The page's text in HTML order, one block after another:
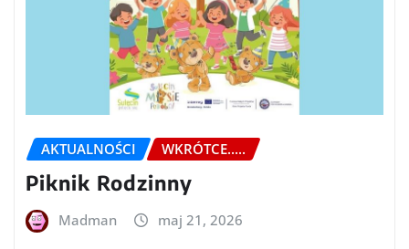
AKTUALNOŚCI WKRÓTCE.....
Piknik Rodzinny
Madman maj 21, 2026